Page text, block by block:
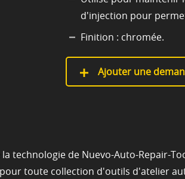
d'injection pour
Finition : chromée.
Ajouter une
technologie de Nuevo-Auto-Repair-
toute collection d'outils d'atelier